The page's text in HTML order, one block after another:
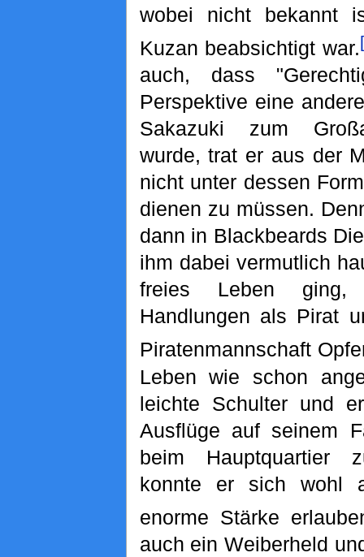
wobei nicht bekannt
Kuzan beabsichtigt war.
auch, dass
Perspektive eine
Sakazuki zum
wurde, trat er aus der
nicht unter dessen
dienen zu müssen.
dann in Blackbeards
ihm dabei vermutlich
freies Leben ging,
Handlungen als Pirat
Piratenmannschaft
Leben wie schon
leichte Schulter und
Ausflüge auf seinem
beim Hauptquartier
konnte er sich wohl
enorme Stärke
auch ein Weiberheld